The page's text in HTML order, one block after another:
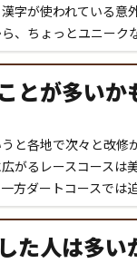
字が使われている意
、ちょっとユニーク
とが多いか
と各地で次々と改修
がるレースコースは
方ダートコースでは
た人は多